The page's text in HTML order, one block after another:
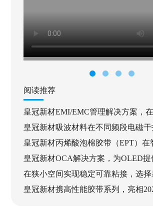
阅读推荐
皇冠新材EMI/EMC管理解决方案，
皇冠新材吸波材料在不同频段电磁
皇冠新材丙烯酸泡棉胶带（EPT）在
皇冠新材OCA解决方案，为OLED
在狭小空间实现稳定可靠粘接，选
皇冠新材携高性能胶带系列，亮相